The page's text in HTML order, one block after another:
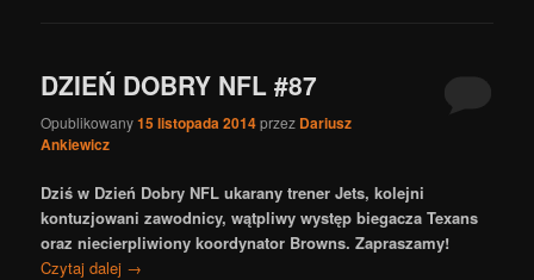
DZIEŃ DOBRY NFL #87
Opublikowany15 listopada 2014przez Dariusz
Ankiewicz
Dziś w Dzień Dobry NFL ukarany trener Jets, kolejni
kontuzjowani zawodnicy, wątpliwy występ biegacza Texans
oraz niecierpliwiony koordynator Browns. Zapraszamy!
Czytaj dalej →